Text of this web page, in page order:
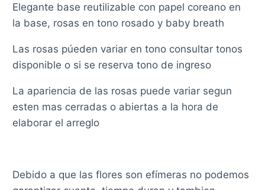
Elegante base reutilizable con papel coreano en
la base, rosas en tono rosado y baby breath
Las rosas púeden variar en tono consultar tonos
disponible o si se reserva tono de ingreso
La apariencia de las rosas puede variar segun
esten mas cerradas o abiertas a la hora de
elaborar el arreglo
Debido a que las flores son efímeras no podemos